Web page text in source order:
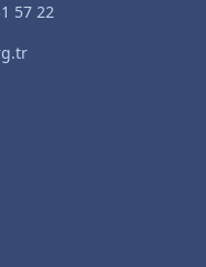
57 22